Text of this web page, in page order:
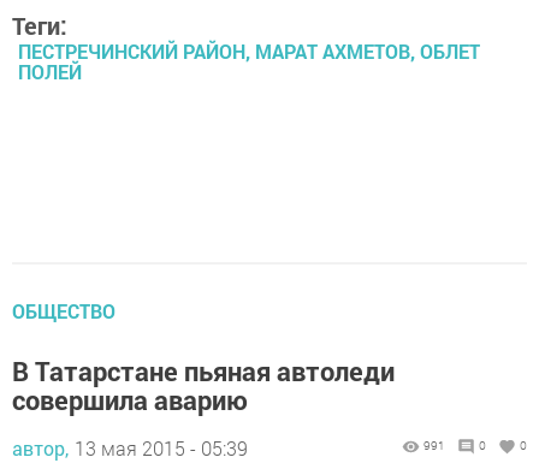
Теги:
ПЕСТРЕЧИНСКИЙ РАЙОН, МАРАТ АХМЕТОВ, ОБЛЕТ
ПОЛЕЙ
ОБЩЕСТВО
В Татарстане пьяная автоледи
совершила аварию
автор, 13 мая 2015 - 05:39 991 0 0